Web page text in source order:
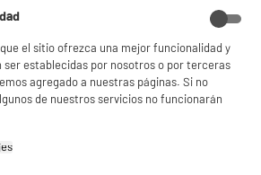
y tras tu consentimiento, ELECTRO DEPOT
a tus preferencias
personalizadas
contenido en las redes sociales
sitio web Consulta la política de cookies.
.
en tu navegación. Puedes oponerte a su uso
el sitio ofrezca una mejor funcionalidad y
ser establecidas por nosotros o por terceras
agregado a nuestras páginas. Si no
de nuestros servicios no funcionarán